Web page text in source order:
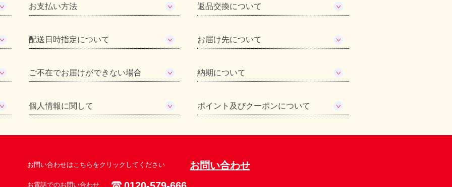
お支払い方法 返品交換について
配送日時指定について お届け先について
ご不在でお届けができない場合 納期について
個人情報に関して ポイント及びクーポンについて
お問い合わせはこちらをクリックしてください お問い合わせ
お電話でのお問い合わせ